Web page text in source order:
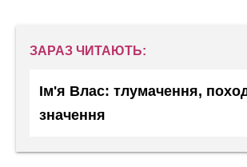
ЗАРАЗ ЧИТАЮТЬ:
Ім'я Влас: тлумачення,
значення